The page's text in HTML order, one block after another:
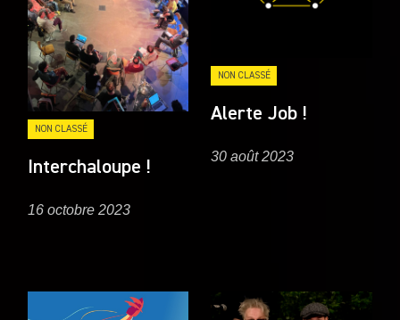
NON CLASSÉ
Interchaloupe !
16 octobre 2023
NON CLASSÉ
Alerte Job !
30 août 2023